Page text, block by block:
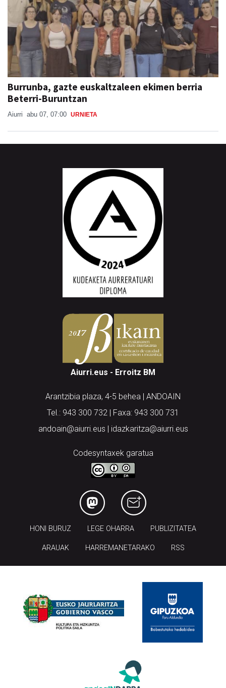
Burrunba, gazte euskaltzaleen ekimen berria
Beterri-Buruntzan
Aiurri abu 07, 07:00 URNIETA
Aiurri.eus - Erroitz BM
Arantzibia plaza, 4-5 behea | ANDOAIN
Tel.: 943 300 732 | Faxa: 943 300 731
andoain@aiurri.eus | idazkaritza@aiurri.eus
Codesyntaxek garatua
HONI BURUZ LEGE OHARRA PUBLIZITATEA
ARAUAK HARREMANETARAKO RSS